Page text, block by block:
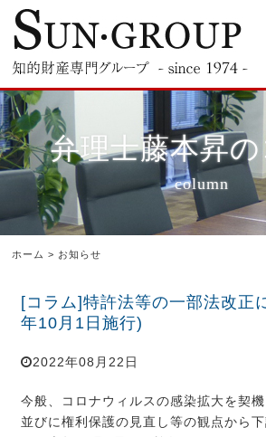
弁理士藤本昇
column
ホーム > お知らせ
[コラム]特許法等の一部法改正
年10月1日施行)
2022年08月22日
今般、コロナウィルスの感染拡大を契
並びに権利保護の見直し等の観点から